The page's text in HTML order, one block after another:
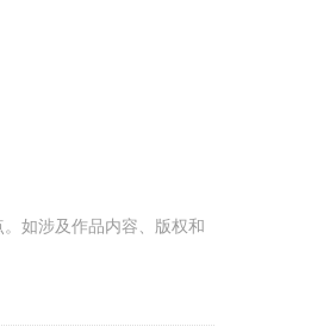
如涉及作品内容、版权和